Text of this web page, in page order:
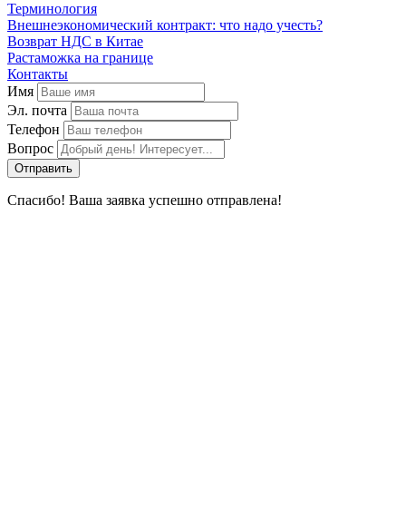
Терминология
Внешнеэкономический контракт: что надо учесть?
Возврат НДС в Китае
Растаможка на границе
Контакты
Имя
Эл. почта
Телефон
Вопрос
Спасибо! Ваша заявка успешно отправлена!